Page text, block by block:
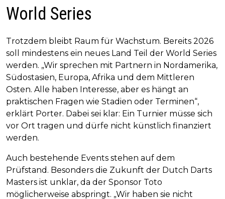
World Series
Trotzdem bleibt Raum für Wachstum. Bereits 2026
soll mindestens ein neues Land Teil der World Series
werden. „Wir sprechen mit Partnern in Nordamerika,
Südostasien, Europa, Afrika und dem Mittleren
Osten. Alle haben Interesse, aber es hängt an
praktischen Fragen wie Stadien oder Terminen“,
erklärt Porter. Dabei sei klar: Ein Turnier müsse sich
vor Ort tragen und dürfe nicht künstlich finanziert
werden.
Auch bestehende Events stehen auf dem
Prüfstand. Besonders die Zukunft der Dutch Darts
Masters ist unklar, da der Sponsor Toto
möglicherweise abspringt. „Wir haben sie nicht